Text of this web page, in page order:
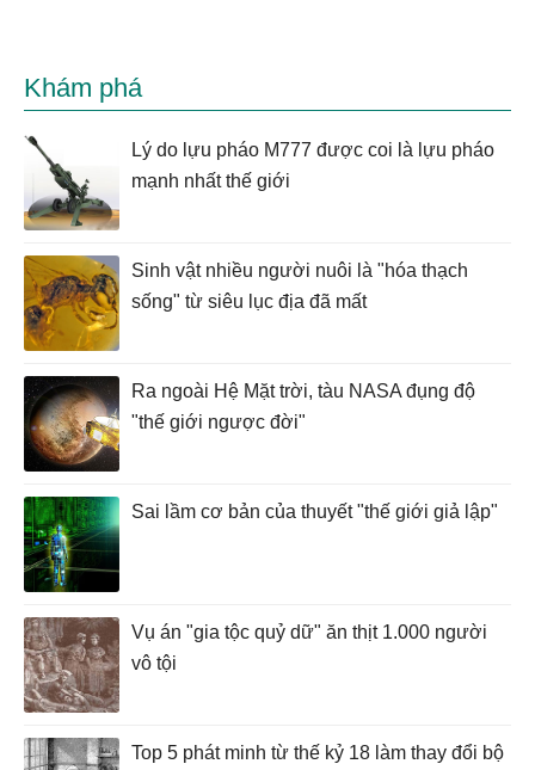
Khám phá
Lý do lựu pháo M777 được coi là lựu pháo
mạnh nhất thế giới
Sinh vật nhiều người nuôi là "hóa thạch
sống" từ siêu lục địa đã mất
Ra ngoài Hệ Mặt trời, tàu NASA đụng độ
"thế giới ngược đời"
Sai lầm cơ bản của thuyết "thế giới giả lập"
Vụ án "gia tộc quỷ dữ" ăn thịt 1.000 người
vô tội
Top 5 phát minh từ thế kỷ 18 làm thay đổi bộ